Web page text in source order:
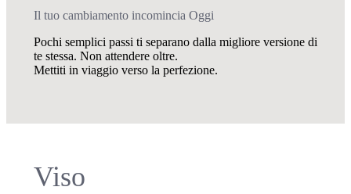
Il tuo cambiamento incomincia Oggi
Pochi semplici passi ti separano dalla migliore versione di
te stessa. Non attendere oltre.
Mettiti in viaggio verso la perfezione.
Viso